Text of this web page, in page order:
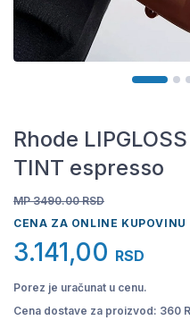
Rhode
TINT espresso
MP 3490.00 RSD
CENA ZA ONLINE KUPOVINU
3.141,00 RSD
Porez je uračunat u cenu.
Cena dostave za proizvod: 360